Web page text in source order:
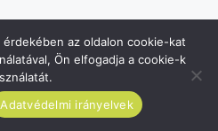
az oldalon cookie-kat
Ön elfogadja a cookie-k
Adatvédelmi irányelvek